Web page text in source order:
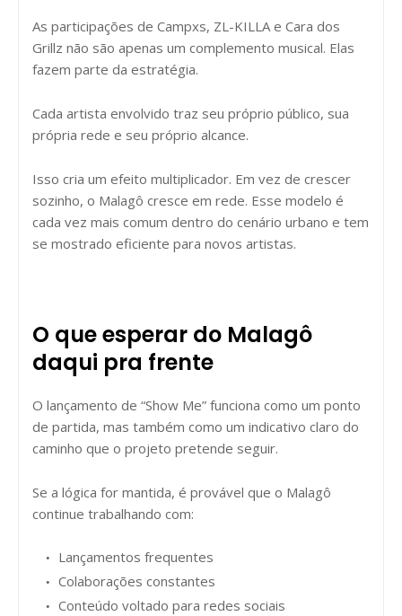
As participações de Campxs, ZL-KILLA e Cara dos
Grillz não são apenas um complemento musical. Elas
fazem parte da estratégia.
Cada artista envolvido traz seu próprio público, sua
própria rede e seu próprio alcance.
Isso cria um efeito multiplicador. Em vez de crescer
sozinho, o Malagô cresce em rede. Esse modelo é
cada vez mais comum dentro do cenário urbano e tem
se mostrado eficiente para novos artistas.
O que esperar do Malagô
daqui pra frente
O lançamento de “Show Me” funciona como um ponto
de partida, mas também como um indicativo claro do
caminho que o projeto pretende seguir.
Se a lógica for mantida, é provável que o Malagô
continue trabalhando com:
Lançamentos frequentes
Colaborações constantes
Conteúdo voltado para redes sociais